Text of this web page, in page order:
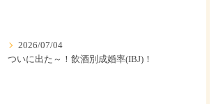
2026/07/04
ついに出た～！飲酒別成婚率(IBJ)！